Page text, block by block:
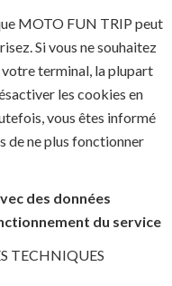
MOTO FUN TRIP peut
Si vous ne souhaitez
terminal, la plupart
les cookies en
vous êtes informé
de ne plus fonctionner
des données
du service
TECHNIQUES